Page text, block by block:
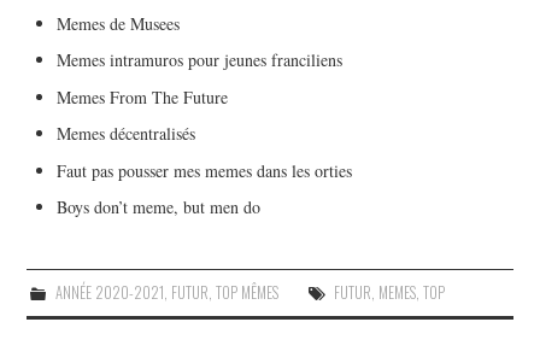
Memes de Musees
Memes intramuros pour jeunes franciliens
Memes From The Future
Memes décentralisés
Faut pas pousser mes memes dans les orties
Boys don’t meme, but men do
ANNÉE 2020-2021, FUTUR, TOP MÊMES FUTUR, MEMES, TOP